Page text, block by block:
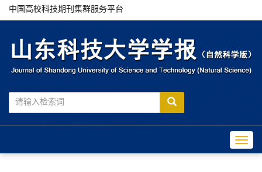
中国高校科技期刊集群服务平台